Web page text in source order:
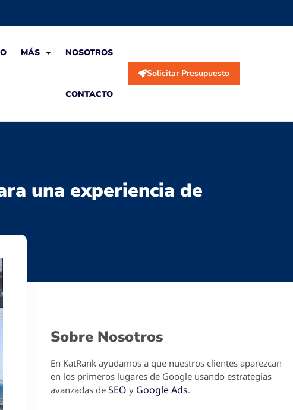
MÁS NOSOTROS
CONTACTO
Solicitar Presupuesto
una experiencia de
Sobre Nosotros
En KatRank ayudamos a que nuestros clientes aparezcan
en los primeros lugares de Google usando estrategias
avanzadas de SEO y Google Ads.